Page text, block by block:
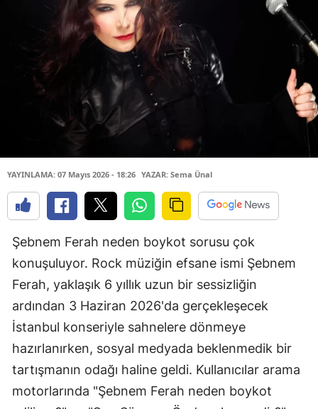
YAYINLAMA: 07 Mayıs 2026 - 18:26 YAZAR: Sema Ünal
Şebnem Ferah neden boykot sorusu çok
konuşuluyor. Rock müziğin efsane ismi Şebnem
Ferah, yaklaşık 6 yıllık uzun bir sessizliğin
ardından 3 Haziran 2026'da gerçekleşecek
İstanbul konseriyle sahnelere dönmeye
hazırlanırken, sosyal medyada beklenmedik bir
tartışmanın odağı haline geldi. Kullanıcılar arama
motorlarında "Şebnem Ferah neden boykot